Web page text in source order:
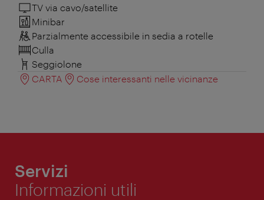
TV via cavo/satellite
Minibar
Parzialmente accessibile in sedia a rotelle
Culla
Seggiolone
CARTA
Cose interessanti nelle vicinanze
Servizi
Informazioni utili